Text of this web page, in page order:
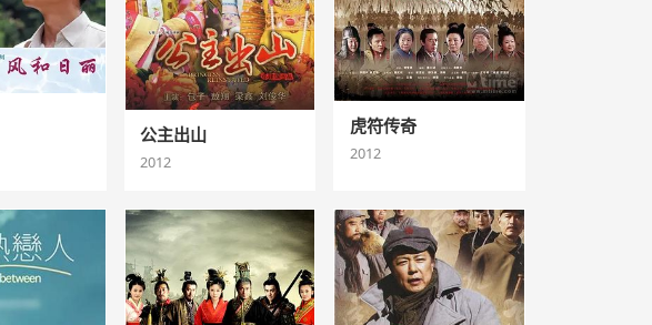
公主出山
2012
虎符传奇
2012